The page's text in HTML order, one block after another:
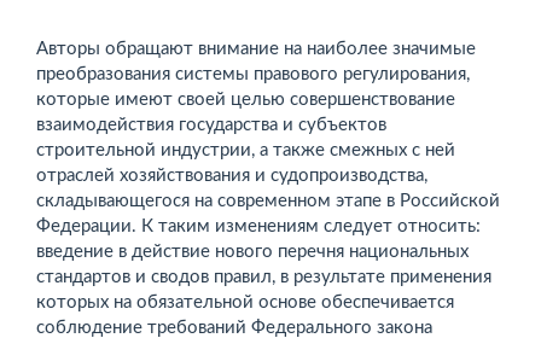
Авторы обращают внимание на наиболее значимые
преобразования системы правового регулирования,
которые имеют своей целью совершенствование
взаимодействия государства и субъектов
строительной индустрии, а также смежных с ней
отраслей хозяйствования и судопроизводства,
складывающегося на современном этапе в Российской
Федерации. К таким изменениям следует относить:
введение в действие нового перечня национальных
стандартов и сводов правил, в результате применения
которых на обязательной основе обеспечивается
соблюдение требований Федерального закона